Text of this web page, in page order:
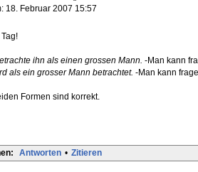
18. Februar 2007 15:57
ihn als einen grossen Mann. -Man kann
als ein grosser Mann betrachtet. -Man kann
Formen sind korrekt.
Antworten • Zitieren